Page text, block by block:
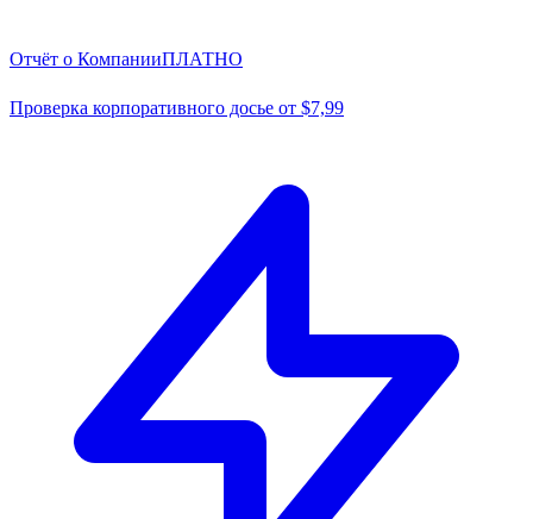
Отчёт о КомпанииПЛАТНО
Проверка корпоративного досье от $7,99